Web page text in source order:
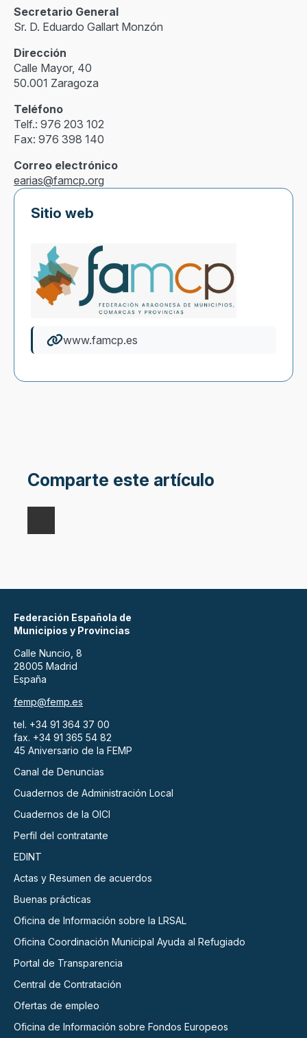
Secretario General
Sr. D. Eduardo Gallart Monzón
Dirección
Calle Mayor, 40
50.001 Zaragoza
Teléfono
Telf.: 976 203 102
Fax: 976 398 140
Correo electrónico
earias@famcp.org
Sitio web
www.famcp.es
Comparte este artículo
Federación Española de
Municipios y Provincias
Calle Nuncio, 8
28005 Madrid
España
femp@femp.es
tel. +34 91 364 37 00
fax. +34 91 365 54 82
45 Aniversario de la FEMP
Canal de Denuncias
Cuadernos de Administración Local
Cuadernos de la OICI
Perfil del contratante
EDINT
Actas y Resumen de acuerdos
Buenas prácticas
Oficina de Información sobre la LRSAL
Oficina Coordinación Municipal Ayuda al Refugiado
Portal de Transparencia
Central de Contratación
Ofertas de empleo
Oficina de Información sobre Fondos Europeos